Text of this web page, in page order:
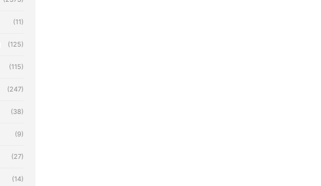
(11)
(125)
(115)
(247)
(38)
(9)
(27)
(14)